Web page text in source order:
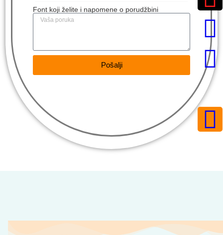
Font koji želite i napomene o porudžbini
Pošalji